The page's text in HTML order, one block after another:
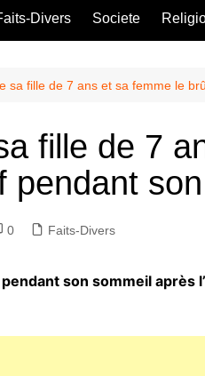
Divers Societe
sa fille de 7 ans et sa femme le
fille de 7
pendant
0 Faits-Divers
son sommeil après